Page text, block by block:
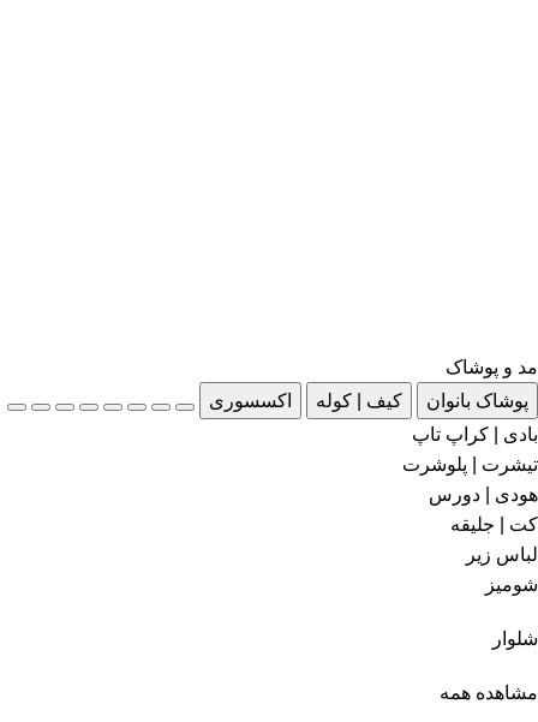
مد و پوشاک
پوشاک بانوان
کیف | کوله
اکسسوری
بادی | کراپ تاپ
تیشرت | پلوشرت
هودی | دورس
کت | جلیقه
لباس زیر
شومیز
شلوار
مشاهده همه